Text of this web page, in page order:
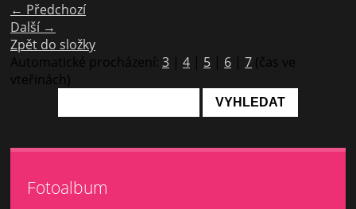
← Předchozí
Další →
Zpět do složky
Automatické procházení: 3 | 4 | 5 | 6 | 7 (čas ve
vteřinách)
Fotoalbum